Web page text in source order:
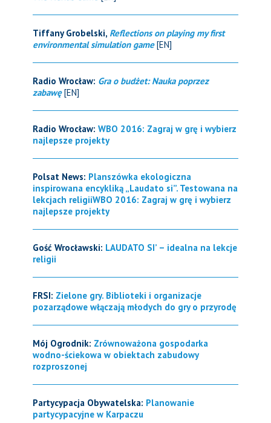
Tiffany Grobelski, Reflections on playing my first
environmental simulation game[EN]
Radio Wrocław: Gra o budżet: Nauka poprzez
zabawę[EN]
Radio Wrocław: WBO 2016: Zagraj w grę i wybierz
najlepsze projekty
Polsat News: Planszówka ekologiczna
inspirowana encykliką „Laudato si”. Testowana na
lekcjach religiiWBO 2016: Zagraj w grę i wybierz
najlepsze projekty
Gość Wrocławski: LAUDATO SI’ – idealna na lekcje
religii
FRSI: Zielone gry. Biblioteki i organizacje
pozarządowe włączają młodych do gry o przyrodę
Mój Ogrodnik: Zrównoważona gospodarka
wodno-ściekowa w obiektach zabudowy
rozproszonej
Partycypacja Obywatelska: Planowanie
partycypacyjne w Karpaczu